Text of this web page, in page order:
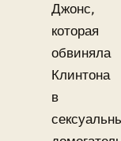
Джонс,
которая
обвиняла
Клинтона
в